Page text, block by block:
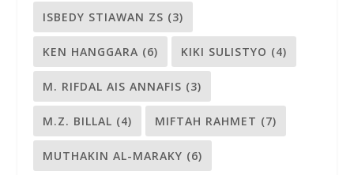
ISBEDY STIAWAN ZS (3)
KEN HANGGARA (6) KIKI SULISTYO (4)
M. RIFDAL AIS ANNAFIS (3)
M.Z. BILLAL (4) MIFTAH RAHMET (7)
MUTHAKIN AL-MARAKY (6)